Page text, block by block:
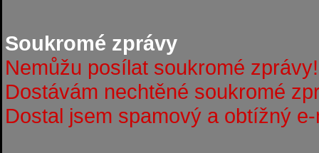
Soukromé zprávy
Nemůžu posílat soukromé zprávy!
Dostávám nechtěné soukromé
Dostal jsem spamový a obtížný